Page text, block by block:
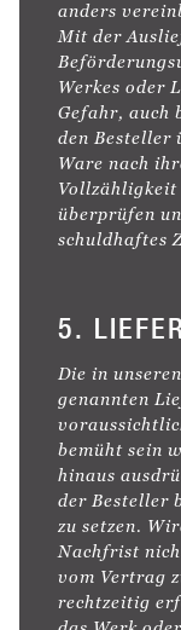
anders
Mit der
Werkes oder
Gefahr, auch
den Besteller
Ware nach
Vollzähligkeit
überprüfen
schuldhaftes
5.
Die in
genannten
bemüht sein
hinaus
der Besteller
zu setzen.
Nachfrist
vom Vertrag
rechtzeitig